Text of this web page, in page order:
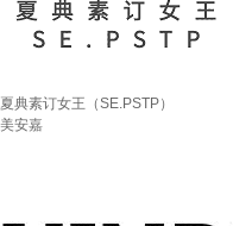
夏典素订女王（SE.PSTP）
美安嘉